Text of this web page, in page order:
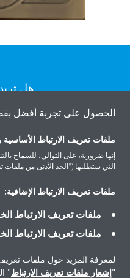
هل
المنتجات
الحصول على تجربة أفضل
ملفات تعريف الارتباط الأساسية
إنها ضرورية، على التوالي، للسماح
التي ستطلبها ("الحد الأدنى من ملفات
ملفات تعريف الارتباط الإضافية:
ملفات تعريف الارتباط
ملفات تعريف الارتباط
لمعرفة المزيد حول ملفات تعريف
"إشعار ملفات تعريف الارتباط"